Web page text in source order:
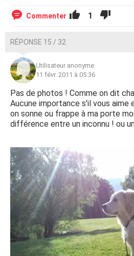
Commenter 1
RÉPONSE 15 / 32
Utilisateur anonyme
11 févr. 2011 à 05:36
Pas de photos ! Comme on dit
Aucune importance s'il vous aime
on sonne ou frappe à ma porte
différence entre un inconnu ! ou